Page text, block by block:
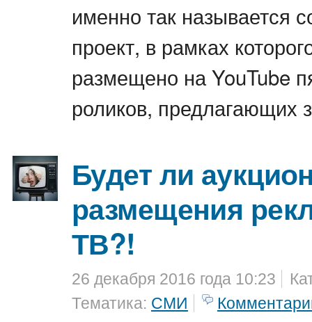
именно так называется
проект, в рамках
размещено на YouTube
роликов, предлагающих
Будет ли
размещения
ТВ?!
26 декабря 2016 года 10:23
Тематика: СМИ